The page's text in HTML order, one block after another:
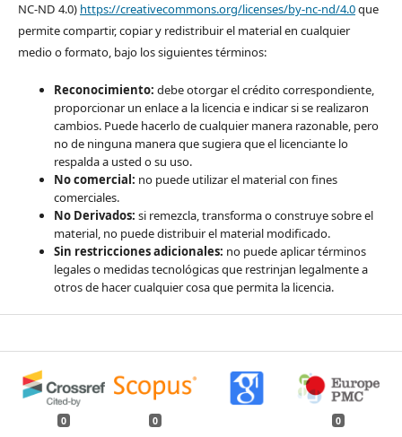
NC-ND 4.0) https://creativecommons.org/licenses/by-nc-nd/4.0que
permite compartir, copiar y redistribuir el material en cualquier
medio o formato, bajo los siguientes términos:
Reconocimiento: debe otorgar el crédito correspondiente,
proporcionar un enlace a la licencia e indicar si se realizaron
cambios. Puede hacerlo de cualquier manera razonable, pero
no de ninguna manera que sugiera que el licenciante lo
respalda a usted o su uso.
No comercial: no puede utilizar el material con fines
comerciales.
No Derivados: si remezcla, transforma o construye sobre el
material, no puede distribuir el material modificado.
Sin restricciones adicionales: no puede aplicar términos
legales o medidas tecnológicas que restrinjan legalmente a
otros de hacer cualquier cosa que permita la licencia.
0 0 0